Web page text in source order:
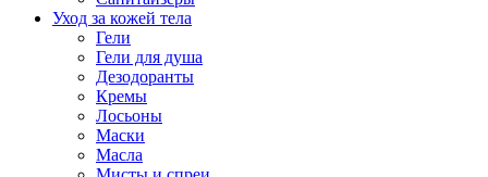
Уход за кожей тела
Гели
Гели для душа
Дезодоранты
Кремы
Лосьоны
Маски
Масла